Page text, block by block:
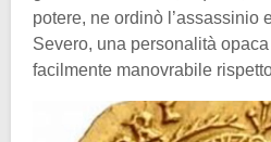
potere, ne ordinò l’assassinio
Severo, una personalità
facilmente manovrabile